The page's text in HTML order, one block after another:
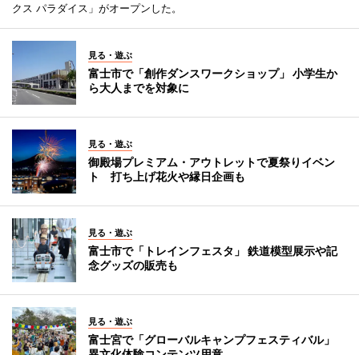
クス パラダイス」がオープンした。
見る・遊ぶ
富士市で「創作ダンスワークショップ」 小学生か
ら大人までを対象に
見る・遊ぶ
御殿場プレミアム・アウトレットで夏祭りイベン
ト 打ち上げ花火や縁日企画も
見る・遊ぶ
富士市で「トレインフェスタ」 鉄道模型展示や記
念グッズの販売も
見る・遊ぶ
富士宮で「グローバルキャンプフェスティバル」